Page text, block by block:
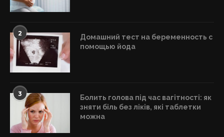
2
Домашний тест на беременность с
помощью йода
3
Болить голова під час вагітності: як
зняти біль без ліків, які таблетки
можна